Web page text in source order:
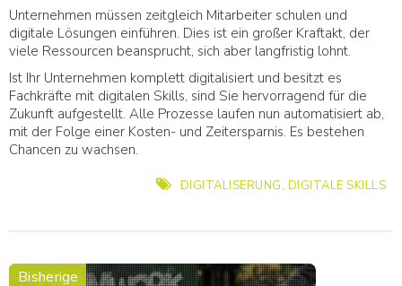
Unternehmen müssen zeitgleich Mitarbeiter schulen und
digitale Lösungen einführen. Dies ist ein großer Kraftakt, der
viele Ressourcen beansprucht, sich aber langfristig lohnt.
Ist Ihr Unternehmen komplett digitalisiert und besitzt es
Fachkräfte mit digitalen Skills, sind Sie hervorragend für die
Zukunft aufgestellt. Alle Prozesse laufen nun automatisiert ab,
mit der Folge einer Kosten- und Zeitersparnis. Es bestehen
Chancen zu wachsen.
DIGITALISERUNG, DIGITALE SKILLS